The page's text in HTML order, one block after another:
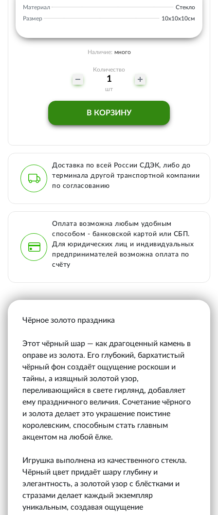
Материал
Стекло
Размер
10х10х10см
Наличие: много
Количество
шт
В КОРЗИНУ
Доставка по всей России СДЭК, либо до
терминала другой транспортной компании
по согласованию
Оплата возможна любым удобным
способом - банковской картой или СБП.
Для юридических лиц и индивидуальных
предпринимателей возможна оплата по
счёту
Чёрное золото праздника
Этот чёрный шар — как драгоценный камень в
оправе из золота. Его глубокий, бархатистый
чёрный фон создаёт ощущение роскоши и
тайны, а изящный золотой узор,
переливающийся в свете гирлянд, добавляет
ему праздничного величия. Сочетание чёрного
и золота делает это украшение поистине
королевским, способным стать главным
акцентом на любой ёлке.
Игрушка выполнена из качественного стекла.
Чёрный цвет придаёт шару глубину и
элегантность, а золотой узор с блёстками и
стразами делает каждый экземпляр
уникальным, создавая ощущение